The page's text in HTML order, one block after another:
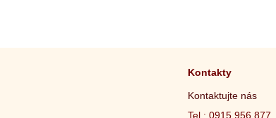
Kontakty
Kontaktujte nás
Tel.: 0915 956 877